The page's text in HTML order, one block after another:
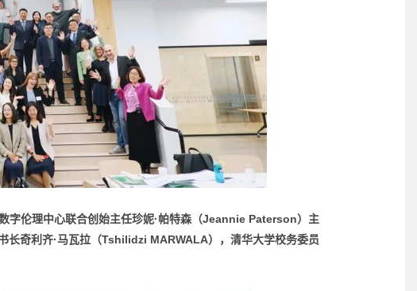
字伦理中心联合创始主任珍妮·帕特森（Jeannie Paterson）主
长奇利齐·马瓦拉（Tshilidzi MARWALA），清华大学校务委员